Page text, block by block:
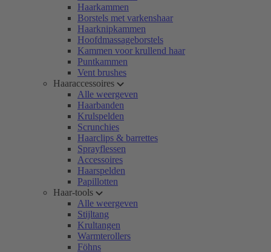
Haarkammen
Borstels met varkenshaar
Haarknipkammen
Hoofdmassageborstels
Kammen voor krullend haar
Puntkammen
Vent brushes
Haaraccessoires
Alle weergeven
Haarbanden
Krulspelden
Scrunchies
Haarclips & barrettes
Sprayflessen
Accessoires
Haarspelden
Papillotten
Haar-tools
Alle weergeven
Stijltang
Krultangen
Warmterollers
Föhns